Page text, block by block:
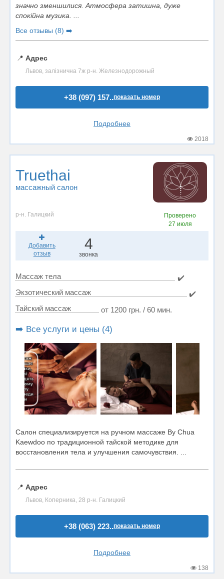
значно зменшилися. Атмосфера затишна, дуже
спокійна музика. ...
Все отзывы (8) ➡️
📍 Адрес
Львов, залізнична 7ж р-н. Железнодорожный
+38 (097) 157..показать номер
Подробнее
2018
Truethai
массажный салон
р-н. Галицкий
Проверено
27 июля
Добавить
отзыв
4
звонка
Массаж тела
✔️
Экзотический массаж
✔️
Тайский массаж
от 1200 грн. / 60 мин.
➡️ Все услуги и цены (4)
Салон специализируется на ручном массаже By Chua
Kaewdoo по традиционной тайской методике для
восстановления тела и улучшения самочувствия. ...
📍 Адрес
Львов, Коперника, 28 р-н. Галицкий
+38 (063) 223..показать номер
Подробнее
138